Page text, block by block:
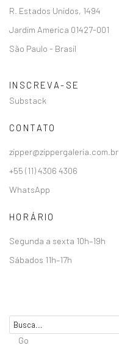
R. Estados Unidos, 1494
Jardim America 01427-001
São Paulo - Brasil
INSCREVA-SE
Substack
CONTATO
zipper@zippergaleria.com.br
+55 (11) 4306 4306
WhatsApp
HORÁRIO
Segunda a sexta 10h–19h
Sábados 11h–17h
Go